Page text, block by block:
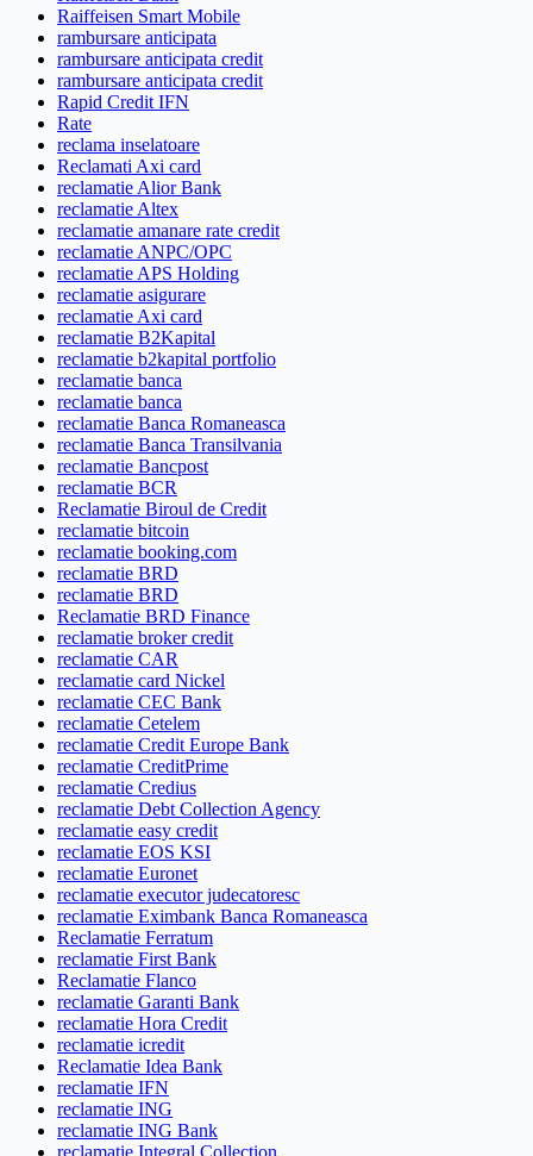
Raiffeisen Smart Mobile
rambursare anticipata
rambursare anticipata credit
rambursare anticipata credit
Rapid Credit IFN
Rate
reclama inselatoare
Reclamati Axi card
reclamatie Alior Bank
reclamatie Altex
reclamatie amanare rate credit
reclamatie ANPC/OPC
reclamatie APS Holding
reclamatie asigurare
reclamatie Axi card
reclamatie B2Kapital
reclamatie b2kapital portfolio
reclamatie banca
reclamatie banca
reclamatie Banca Romaneasca
reclamatie Banca Transilvania
reclamatie Bancpost
reclamatie BCR
Reclamatie Biroul de Credit
reclamatie bitcoin
reclamatie booking.com
reclamatie BRD
reclamatie BRD
Reclamatie BRD Finance
reclamatie broker credit
reclamatie CAR
reclamatie card Nickel
reclamatie CEC Bank
reclamatie Cetelem
reclamatie Credit Europe Bank
reclamatie CreditPrime
reclamatie Credius
reclamatie Debt Collection Agency
reclamatie easy credit
reclamatie EOS KSI
reclamatie Euronet
reclamatie executor judecatoresc
reclamatie Eximbank Banca Romaneasca
Reclamatie Ferratum
reclamatie First Bank
Reclamatie Flanco
reclamatie Garanti Bank
reclamatie Hora Credit
reclamatie icredit
Reclamatie Idea Bank
reclamatie IFN
reclamatie ING
reclamatie ING Bank
reclamatie Integral Collection